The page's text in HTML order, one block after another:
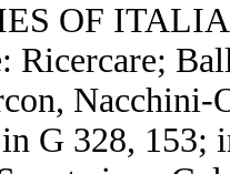
OF
Ricercare;
Nacchini-
G 328,